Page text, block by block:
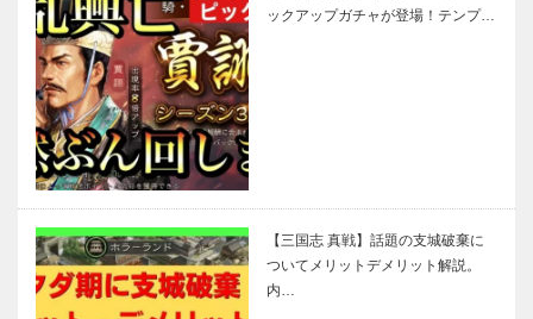
ックアップガチャが登場！テンプ…
【三国志 真戦】話題の支城破棄に
ついてメリットデメリット解説。
内…